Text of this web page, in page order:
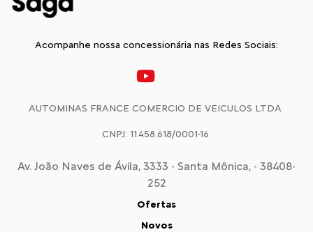
Acompanhe nossa concessionária nas Redes Sociais:
AUTOMINAS FRANCE COMERCIO DE VEICULOS LTDA
CNPJ: 11.458.618/0001-16
Av. João Naves de Ávila, 3333 - Santa Mônica, - 38408-
252
Ofertas
Novos